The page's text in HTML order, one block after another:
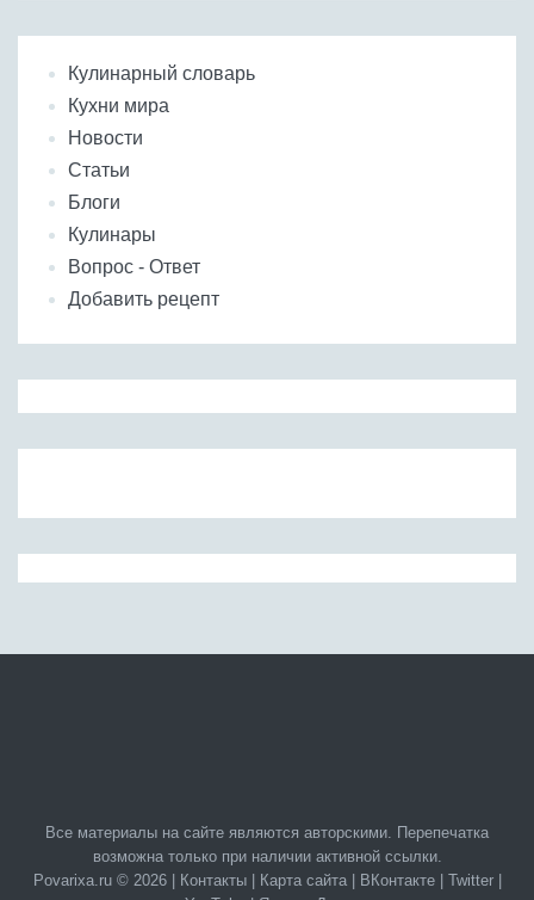
Кулинарный словарь
Кухни мира
Новости
Статьи
Блоги
Кулинары
Вопрос - Ответ
Добавить рецепт
Все материалы на сайте являются авторскими. Перепечатка
возможна только при наличии активной ссылки.
Povarixa.ru © 2026 |
Контакты| Карта сайта| ВКонтакте| Twitter|